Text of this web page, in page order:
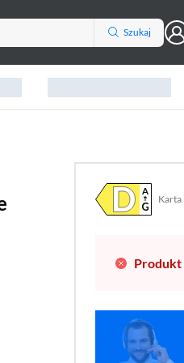
Szukaj
Plik
Produkt